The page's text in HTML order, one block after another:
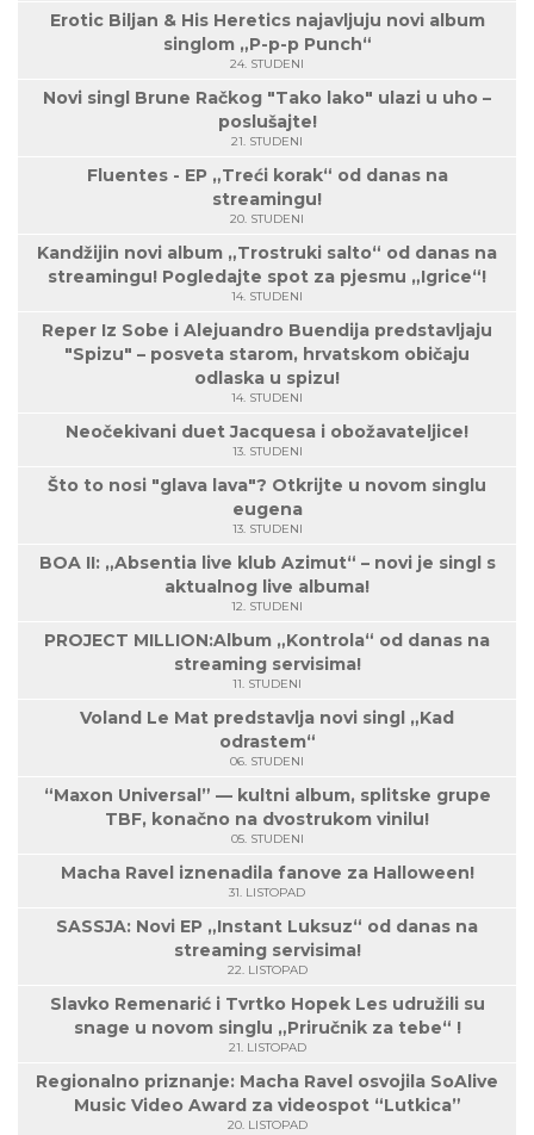
Erotic Biljan & His Heretics najavljuju novi album
singlom „P-p-p Punch“
24. STUDENI
Novi singl Brune Račkog "Tako lako" ulazi u uho –
poslušajte!
21. STUDENI
Fluentes - EP „Treći korak“ od danas na
streamingu!
20. STUDENI
Kandžijin novi album „Trostruki salto“ od danas na
streamingu! Pogledajte spot za pjesmu „Igrice“!
14. STUDENI
Reper Iz Sobe i Alejuandro Buendija predstavljaju
"Spizu" – posveta starom, hrvatskom običaju
odlaska u spizu!
14. STUDENI
Neočekivani duet Jacquesa i obožavateljice!
13. STUDENI
Što to nosi "glava lava"? Otkrijte u novom singlu
eugena
13. STUDENI
BOA II: „Absentia live klub Azimut“ – novi je singl s
aktualnog live albuma!
12. STUDENI
PROJECT MILLION:Album „Kontrola“ od danas na
streaming servisima!
11. STUDENI
Voland Le Mat predstavlja novi singl „Kad
odrastem“
06. STUDENI
“Maxon Universal” — kultni album, splitske grupe
TBF, konačno na dvostrukom vinilu!
05. STUDENI
Macha Ravel iznenadila fanove za Halloween!
31. LISTOPAD
SASSJA: Novi EP „Instant Luksuz“ od danas na
streaming servisima!
22. LISTOPAD
Slavko Remenarić i Tvrtko Hopek Les udružili su
snage u novom singlu „Priručnik za tebe“ !
21. LISTOPAD
Regionalno priznanje: Macha Ravel osvojila SoAlive
Music Video Award za videospot “Lutkica”
20. LISTOPAD